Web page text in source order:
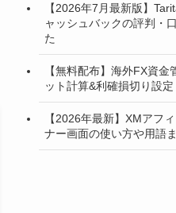
【2026年7月最新版】
ャッシュバックの評判・
た
【無料配布】海外FX資金
ット計算&利確損切り設定
【2026年最新】XMアフ
ナー画面の使い方や用語